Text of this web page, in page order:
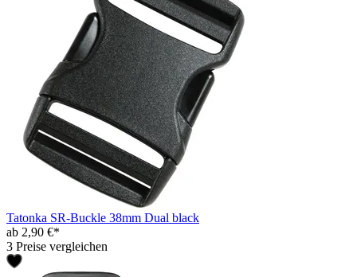
Tatonka SR-Buckle 38mm Dual black
ab 2,90 €*
3 Preise vergleichen